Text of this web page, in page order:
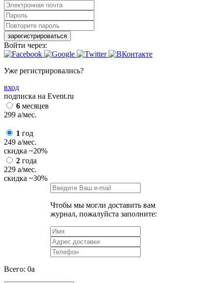
зарегистрироваться
Войти через:
Уже регистрировались?
вход
подписка на Event.ru
6 месяцев
299 a/мес.
1 год
249 a/мес.
скидка ~20%
2 года
229 a/мес.
скидка ~30%
Чтобы мы могли доставить вам
журнал, пожалуйста заполните:
Всего: 0a